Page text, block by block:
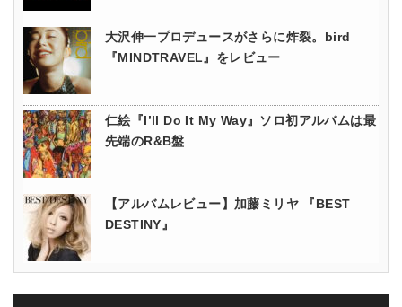
大沢伸一プロデュースがさらに炸裂。bird
『MINDTRAVEL』をレビュー
仁絵『I’ll Do It My Way』ソロ初アルバムは最
先端のR&B盤
【アルバムレビュー】加藤ミリヤ 『BEST
DESTINY』